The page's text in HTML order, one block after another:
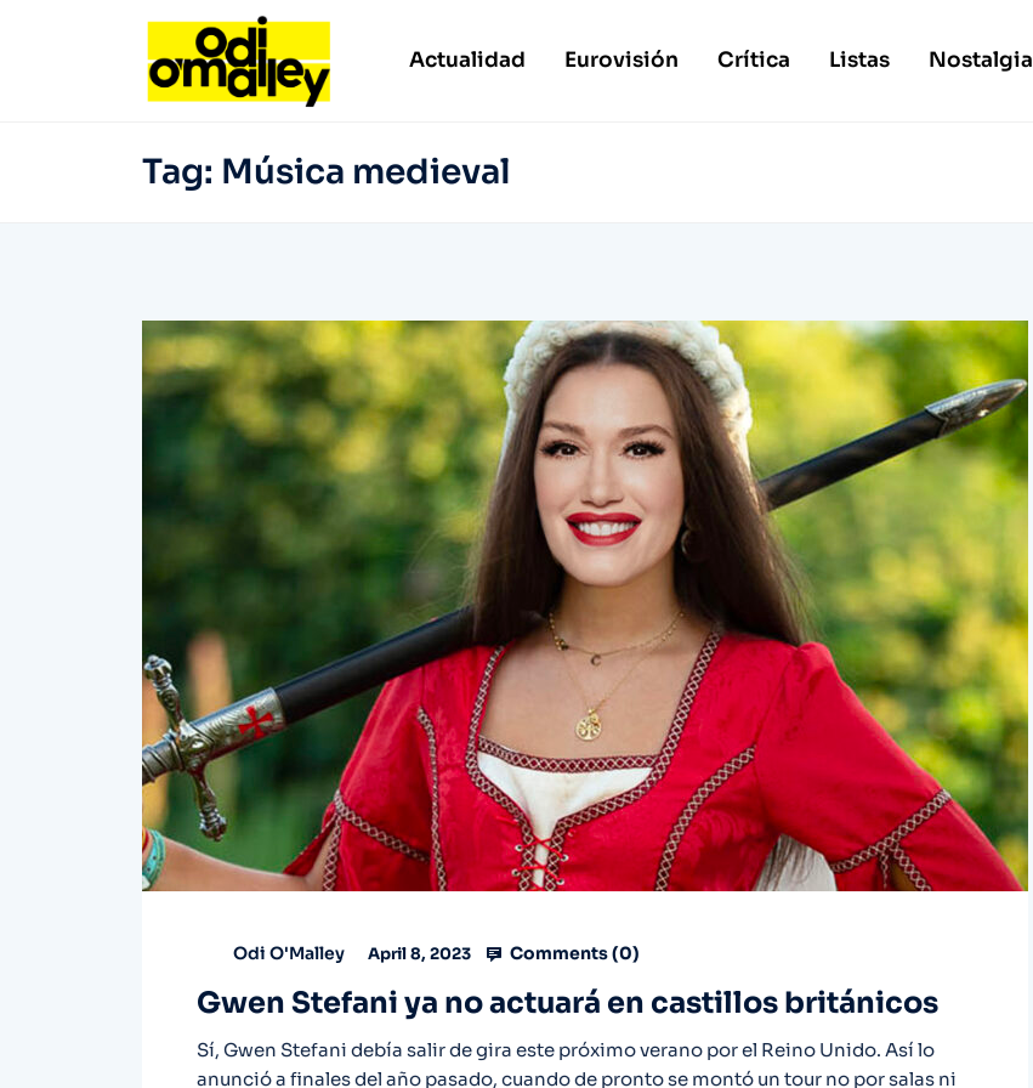
Actualidad Eurovisión Crítica Listas Nostalgia
Tag: Música medieval
Odi O'Malley April 8, 2023 Comments (0)
Gwen Stefani ya no actuará en castillos británicos
Sí, Gwen Stefani debía salir de gira este próximo verano por el Reino Unido. Así lo
anunció a finales del año pasado, cuando de pronto se montó un tour no por salas ni